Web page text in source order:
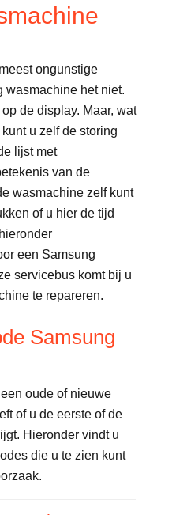
ongunstige
wasmachine het niet.
de display. Maar, wat
u zelf de storing
lijst met
van de
wasmachine zelf kunt
of u hier de tijd
een Samsung
servicebus komt bij u
te repareren.
Samsung
oude of nieuwe
of u de eerste of de
Hieronder vindt u
die u te zien kunt